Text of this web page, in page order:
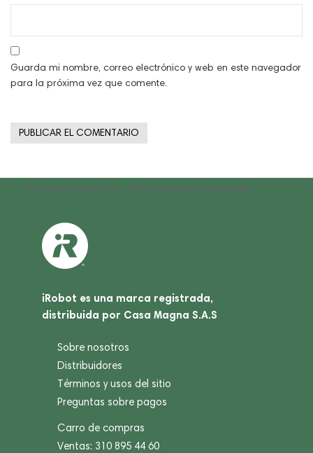
Guarda mi nombre, correo electrónico y web en este navegador
para la próxima vez que comente.
Navegación
entradas
Previous
Roomba Essential Q – Robot Aspirador Inteligente
iRobot es una marca registrada,
distribuida por Casa Magna S.A.S
Sobre nosotros
Distribuidores
Términos y usos del sitio
Preguntas sobre pagos
Carro de compras
Ventas: 310 895 44 60